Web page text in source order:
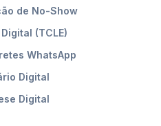
de No-Show
(TCLE)
WhatsApp
Digital
Digital